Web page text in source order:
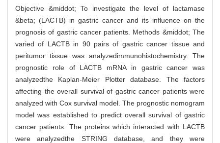
Objective &middot; To investigate the level of lactamase
&beta; (LACTB) in gastric cancer and its influence on the
prognosis of gastric cancer patients. Methods &middot; The
varied of LACTB in 90 pairs of gastric cancer tissue and
peritumor tissue was analyzedimmunohistochemistry. The
prognostic role of LACTB mRNA in gastric cancer was
analyzedthe Kaplan-Meier Plotter database. The factors
affecting the overall survival of gastric cancer patients were
analyzed with Cox survival model. The prognostic nomogram
model was established to predict overall survival of gastric
cancer patients. The proteins which interacted with LACTB
were analyzedthe STRING database, and they were